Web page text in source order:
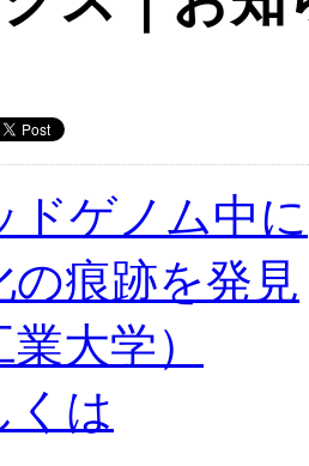
ドゲノム中に
の痕跡を発見
業大学）
くは